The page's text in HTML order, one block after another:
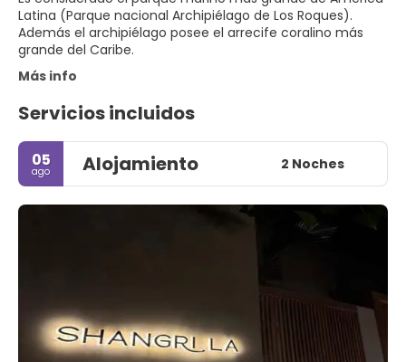
Latina (Parque nacional Archipiélago de Los Roques).
Además el archipiélago posee el arrecife coralino más
grande del Caribe.
Más info
Servicios incluidos
05
ago Alojamiento 2 Noches